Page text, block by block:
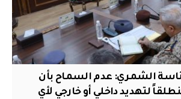
الشمري: عدم السماح بأن
لتهديد داخلي أو خارجي لأي